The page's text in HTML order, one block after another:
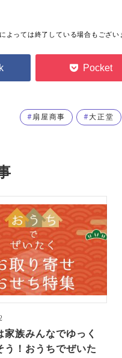
っては終了している場合もござい
扇屋商事 大正堂
家族みんなでゆっく
う！おうちでぜいた